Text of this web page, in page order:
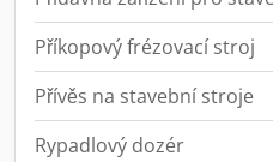
Příkopový frézovací stroj
Přívěs na stavební stroje
Rypadlový dozér